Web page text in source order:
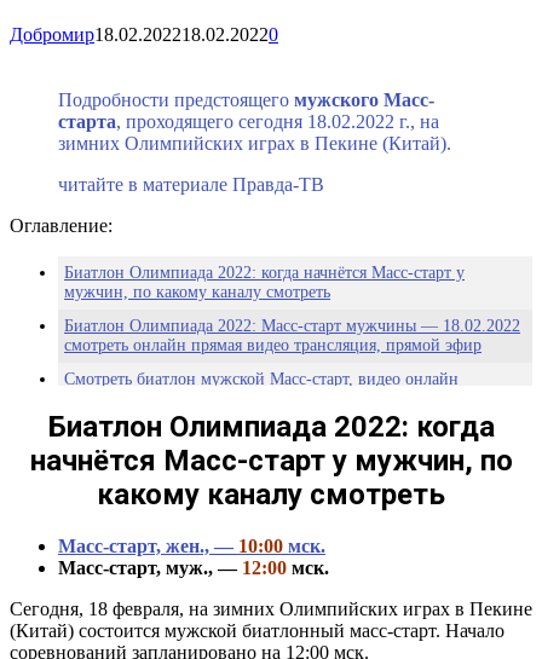
Добромир18.02.202218.02.20220
Подробности предстоящего мужского Масс-
старта, проходящего сегодня 18.02.2022 г., на
зимних Олимпийских играх в Пекине (Китай).
читайте в материале Правда-ТВ
Оглавление:
Биатлон Олимпиада 2022: когда начнётся Масс-старт у
мужчин, по какому каналу смотреть
Биатлон Олимпиада 2022: Масс-старт мужчины — 18.02.2022
смотреть онлайн прямая видео трансляция, прямой эфир
Смотреть биатлон мужской Масс-старт, видео онлайн
Старт-лист мужского Масс-старта в Пекине 18.02.2022
Прогноз на биатлон: Мужской масс-старт на Олимпиаде в
Пекине
Пекине (18.02.2022)
Биатлон. Олимпиада. Прогноз на мужской масс-старт в
Биатлон Олимпиада 2022: когда
начнётся Масс-старт у мужчин, по
какому каналу смотреть
Масс-старт, жен., — 10:00 мск.
Масс-старт, муж., — 12:00 мск.
Сегодня, 18 февраля, на зимних Олимпийских играх в Пекине
(Китай) состоится мужской биатлонный масс-старт. Начало
соревнований запланировано на 12:00 мск.